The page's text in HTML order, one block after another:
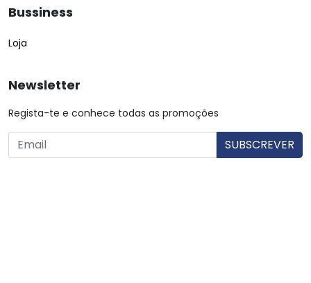
Bussiness
Loja
Newsletter
Regista-te e conhece todas as promoções